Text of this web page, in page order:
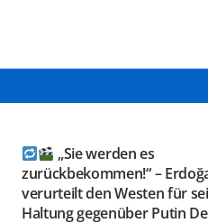
TELEGRAM KANAL
„Sie werden es
zurückbekommen!“ –
verurteilt den Westen für
Haltung gegenüber Putin